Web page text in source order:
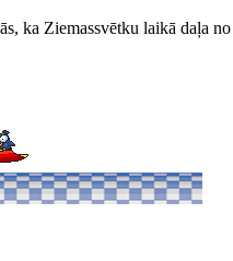
ka Ziemassvētku laikā daļa